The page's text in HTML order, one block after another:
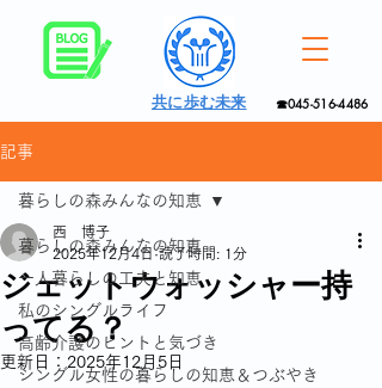
☎045-516-4486
共に歩む未来
記事
暮らしの森みんなの知恵
一人暮らしの工夫と知恵
私のシングルライフ
高齢介護のヒントと気づき
シングル女性の暮らしの知恵＆つぶやき
暮らしの森みんなの知恵
ジェットウォッシャー持
ってる？
西 博子
2025年12月4日 読了時間: 1分
更新日： 2025年12月5日